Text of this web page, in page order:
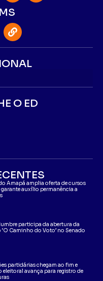
O ED
Amapá amplia oferta de cursos
garante auxílio permanência a
participa da abertura da
Caminho do Voto’ no Senado
partidárias chegam ao fim e
eleitoral avança para registro de